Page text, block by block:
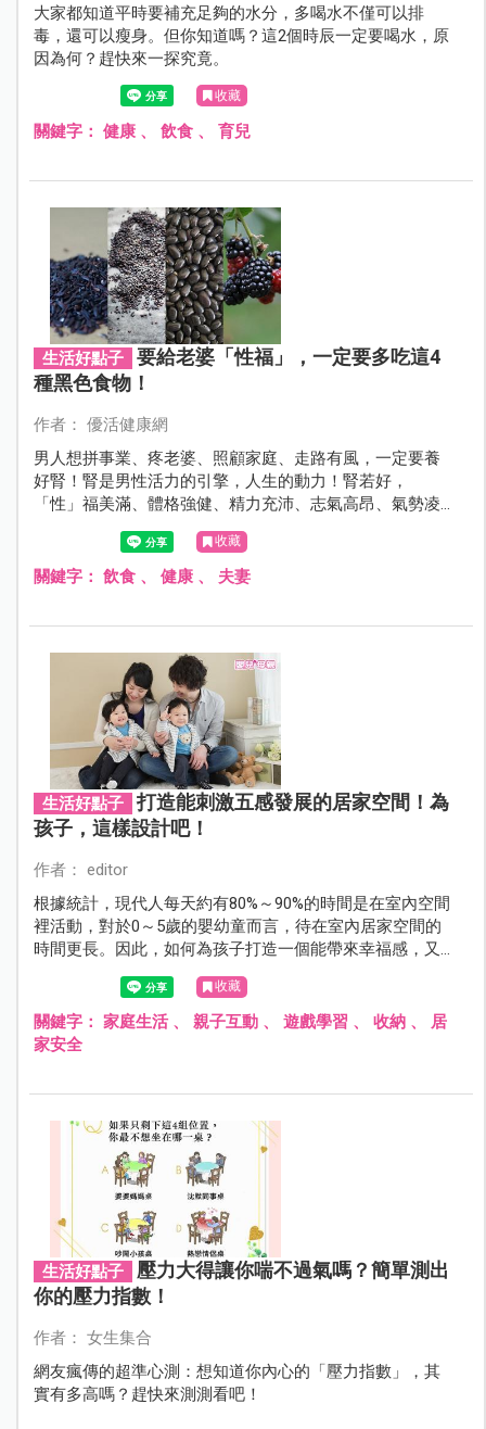
大家都知道平時要補充足夠的水分，多喝水不僅可以排
毒，還可以瘦身。但你知道嗎？這2個時辰一定要喝水，原
因為何？趕快來一探究竟。
收藏
關鍵字： 健康、 飲食、 育兒
生活好點子
要給老婆「性福」，一定要多吃這4
種黑色食物！
作者： 優活健康網
男人想拼事業、疼老婆、照顧家庭、走路有風，一定要養
好腎！腎是男性活力的引擎，人生的動力！腎若好，
「性」福美滿、體格強健、精力充沛、志氣高昂、氣勢凌
人；腎不好，則記憶衰退、腰膝酸痛、小便不暢、體力不
濟，甚至陽痿遺精！
收藏
關鍵字： 飲食、 健康、 夫妻
生活好點子
打造能刺激五感發展的居家空間！為
孩子，這樣設計吧！
作者： editor
根據統計，現代人每天約有80%～90%的時間是在室內空間
裡活動，對於0～5歲的嬰幼童而言，待在室內居家空間的
時間更長。因此，如何為孩子打造一個能帶來幸福感，又
有利健康成長的居家環境，相信是爸媽們最關心的課題！
收藏
關鍵字： 家庭生活、 親子互動、 遊戲學習 、 收納、 居
家安全
生活好點子
壓力大得讓你喘不過氣嗎？簡單測出
你的壓力指數！
作者： 女生集合
網友瘋傳的超準心測：想知道你內心的「壓力指數」，其
實有多高嗎？趕快來測測看吧！